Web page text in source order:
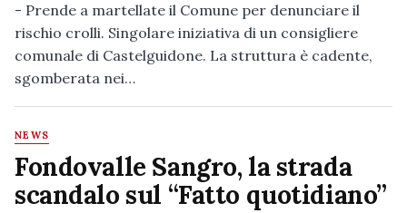
- Prende a martellate il Comune per denunciare il
rischio crolli. Singolare iniziativa di un consigliere
comunale di Castelguidone. La struttura è cadente,
sgomberata nei…
NEWS
Fondovalle Sangro, la strada
scandalo sul “Fatto quotidiano”